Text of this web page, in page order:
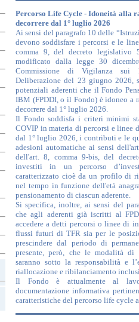
Percorso Life Cycle - Idoneità alla
decorrere dal 1° luglio 2026
Ai sensi del paragrafo 10 delle
devono soddisfare i percorsi e le
comma 9, del decreto legislativo
modificato dalla legge 30
Commissione di Vigilanza sui
Deliberazione del 23 giugno
potenziali aderenti che il Fondo
IBM (FPDDI, o il Fondo) è idoneo a
decorrere dal 1° luglio 2026.
Il Fondo soddisfa i criteri minimi
COVIP in materia di percorsi e linee
dal 1° luglio 2026, i contributi e le
adesioni automatiche ai sensi
dell'art. 8, comma 9-bis, del
investiti in un percorso
caratterizzato cioè da un profilo di
nel tempo in funzione dell'età
pensionamento di ciascun aderente.
Si specifica, inoltre, ai sensi del
che agli aderenti già iscritti al
accedere a detti percorsi o linee di
flussi futuri di TFR sia per le
prescindere dal periodo di
presente, però, che le modalità di
saranno sotto la responsabilità e
riallocazione e ribilanciamento
Il Fondo è attualmente al
documentazione informativa
caratteristiche del percorso life cycle